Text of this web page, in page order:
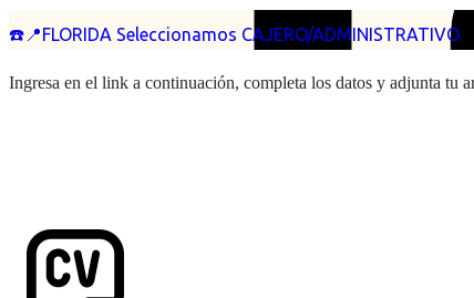
☎️📍FLORIDA Seleccionamos CAJERO/ADMINISTRATIVO.
Ingresa en el link a continuación, completa los datos y adjunta tu